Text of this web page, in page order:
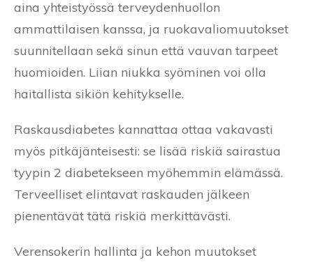
aina yhteistyössä terveydenhuollon
ammattilaisen kanssa, ja ruokavaliomuutokset
suunnitellaan sekä sinun että vauvan tarpeet
huomioiden. Liian niukka syöminen voi olla
haitallista sikiön kehitykselle.
Raskausdiabetes kannattaa ottaa vakavasti
myös pitkäjänteisesti: se lisää riskiä sairastua
tyypin 2 diabetekseen myöhemmin elämässä.
Terveelliset elintavat raskauden jälkeen
pienentävät tätä riskiä merkittävästi.
Verensokerin hallinta ja kehon muutokset